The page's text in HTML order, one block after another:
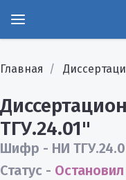
Главная
ТГУ.24.01"
Шифр - НИ
Статус -